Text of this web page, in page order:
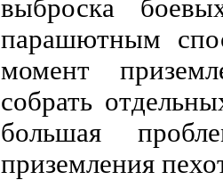
выброска
парашютным
момент
собрать
большая
приземления